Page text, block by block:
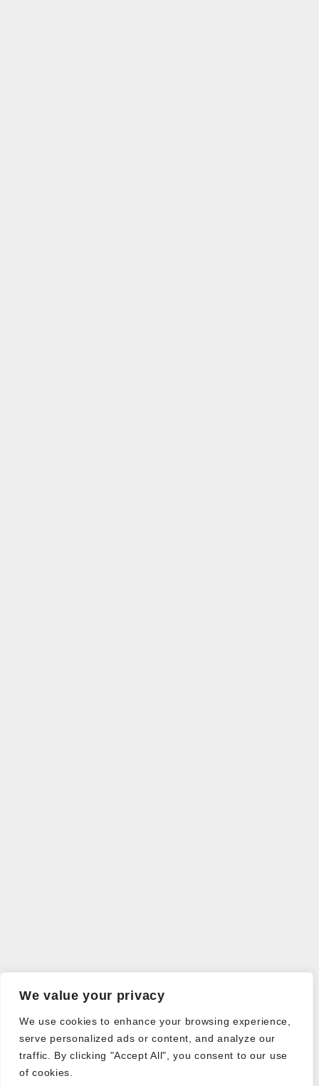
We value your privacy
We use cookies to enhance your browsing experience,
serve personalized ads or content, and analyze our
traffic. By clicking "Accept All", you consent to our use
of cookies.